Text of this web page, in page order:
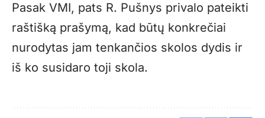
Pasak VMI, pats R. Pušnys privalo pateikti
raštišką prašymą, kad būtų konkrečiai
nurodytas jam tenkančios skolos dydis ir
iš ko susidaro toji skola.